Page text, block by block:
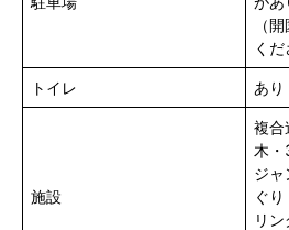
（
くだ
トイレ あり
施設
複合
木・
ジャ
ぐ
リ